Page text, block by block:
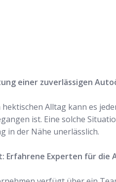
einer zuverlässigen
Alltag kann es
ist. Eine solche
in der Nähe unerlässlich.
Erfahrene Experten für die